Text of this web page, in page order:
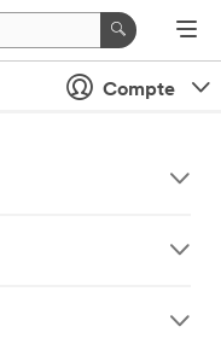
Compte